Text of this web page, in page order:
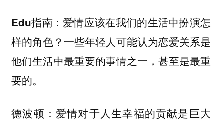
Edu指南： 爱情应该在我们的生活中扮演怎
样的角色？一些年轻人可能认为恋爱关系是
他们生活中最重要的事情之一，甚至是最重
要的。
德波顿： 爱情对于人生幸福的贡献是巨大